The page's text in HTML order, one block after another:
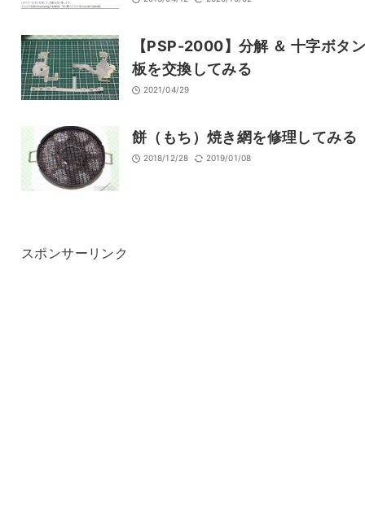
【PSP-2000】分解 ＆ 十字ボタ
板を交換してみる
2021/04/29
餅（もち）焼き網を修理してみる
2018/12/28 2019/01/08
スポンサーリンク